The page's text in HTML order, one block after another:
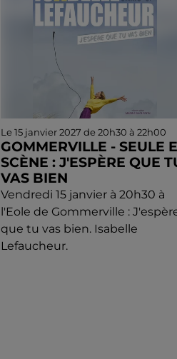
Le 15 janvier 2027 de 20h30 à 22h00
GOMMERVILLE - SEULE
SCÈNE : J'ESPÈRE QUE
VAS BIEN
Vendredi 15 janvier à 20h30 à
l'Eole de Gommerville :
que tu vas bien. Isabelle
Lefaucheur.